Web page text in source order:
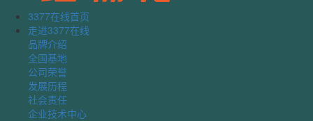
3377在线首页
走进3377在线
品牌介绍
全国基地
公司荣誉
发展历程
社会责任
企业技术中心